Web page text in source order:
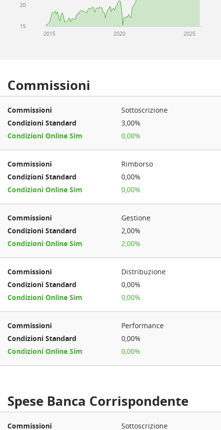
2020
2015 2025
15
20
Commissioni
Sottoscrizione
3,00%
0,00%
Rimborso
0,00%
0,00%
Gestione
2,00%
2,00%
Distribuzione
0,00%
0,00%
Performance
0,00%
0,00%
Spese Banca Corrispondente
Sottoscrizione